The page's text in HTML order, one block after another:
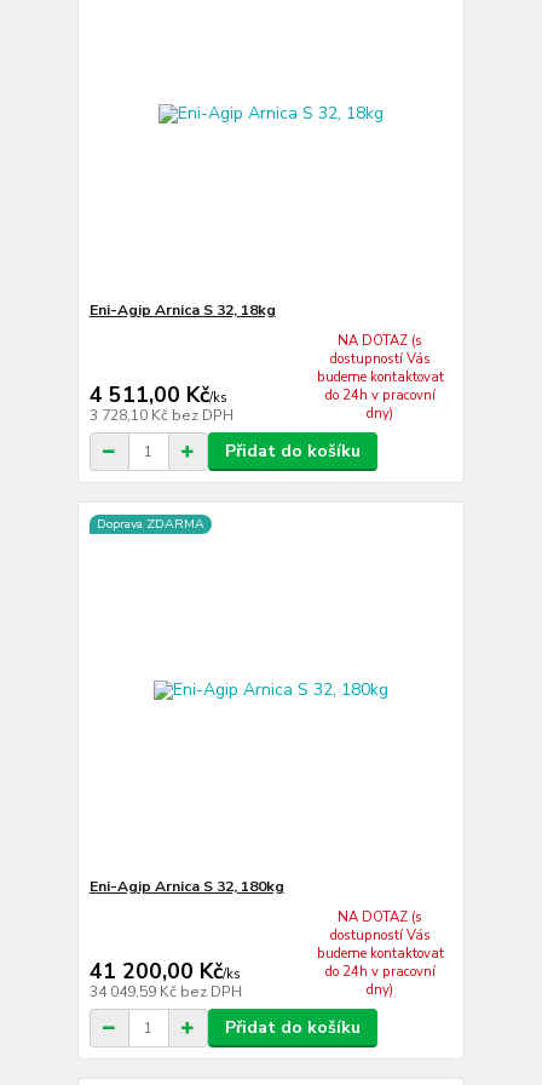
Eni-Agip Arnica S 32, 18kg
4 511,00 Kč/ks
3 728,10 Kč bez DPH
NA DOTAZ (s
dostupností Vás
budeme kontaktovat
do 24h v pracovní
dny)
Přidat do košíku
Doprava ZDARMA
Eni-Agip Arnica S 32, 180kg
41 200,00 Kč/ks
34 049,59 Kč bez DPH
NA DOTAZ (s
dostupností Vás
budeme kontaktovat
do 24h v pracovní
dny)
Přidat do košíku